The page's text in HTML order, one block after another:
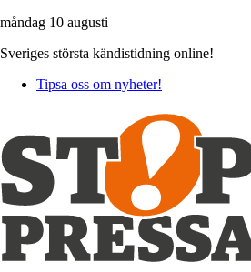
måndag 10 augusti
Sveriges största kändistidning online!
Tipsa oss om nyheter!